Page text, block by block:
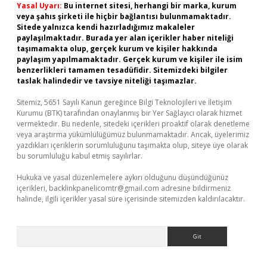
Yasal Uyarı: Bu internet sitesi, herhangi bir marka, kurum
veya şahıs şirketi ile hiçbir bağlantısı bulunmamaktadır.
Sitede yalnızca kendi hazırladığımız makaleler
paylaşılmaktadır. Burada yer alan içerikler haber niteliği
taşımamakta olup, gerçek kurum ve kişiler hakkında
paylaşım yapılmamaktadır. Gerçek kurum ve kişiler ile isim
benzerlikleri tamamen tesadüfidir. Sitemizdeki bilgiler
taslak halindedir ve tavsiye niteliği taşımazlar.
Sitemiz, 5651 Sayılı Kanun gereğince Bilgi Teknolojileri ve İletişim
Kurumu (BTK) tarafından onaylanmış bir Yer Sağlayıcı olarak hizmet
vermektedir. Bu nedenle, sitedeki içerikleri proaktif olarak denetleme
veya araştırma yükümlülüğümüz bulunmamaktadır. Ancak, üyelerimiz
yazdıkları içeriklerin sorumluluğunu taşımakta olup, siteye üye olarak
bu sorumluluğu kabul etmiş sayılırlar.
Hukuka ve yasal düzenlemelere aykırı olduğunu düşündüğünüz
içerikleri, backlinkpanelicomtr@gmail.com adresine bildirmeniz
halinde, ilgili içerikler yasal süre içerisinde sitemizden kaldırılacaktır.